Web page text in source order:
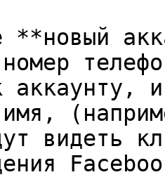
**новый
аккаунту,
видеть